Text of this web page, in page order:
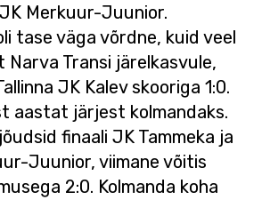
Merkuur-Juunior.
tase väga võrdne, kuid veel
Narva Transi järelkasvule,
JK Kalev skooriga 1:0.
aastat järjest kolmandaks.
finaali JK Tammeka ja
Juunior, viimane võitis
2:0. Kolmanda koha